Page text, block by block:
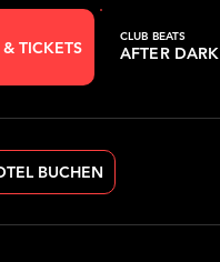
TICKETS AFTER DARK
CLUB BEATS
BUCHEN